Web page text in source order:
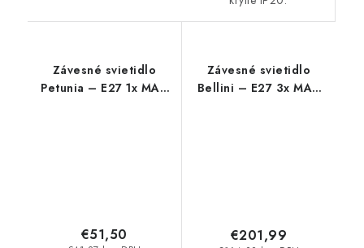
Závesné svietidlo
Petunia – E27 1x MAX
€51,50
Závesné svietidlo
Bellini – E27 3x MAX
€201,99